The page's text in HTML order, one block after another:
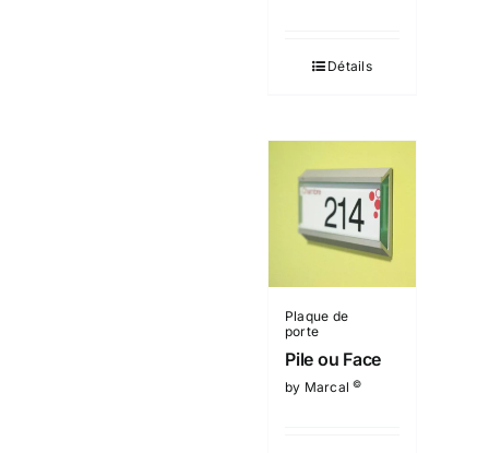
Détails
Plaque de
porte
Pile ou Face
by Marcal©